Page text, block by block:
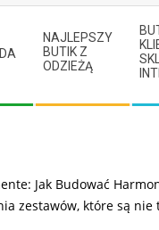
NAJLEPSZY
BUTIK Z
ODZIEŻĄ
Jak Budować
zestawów, które są